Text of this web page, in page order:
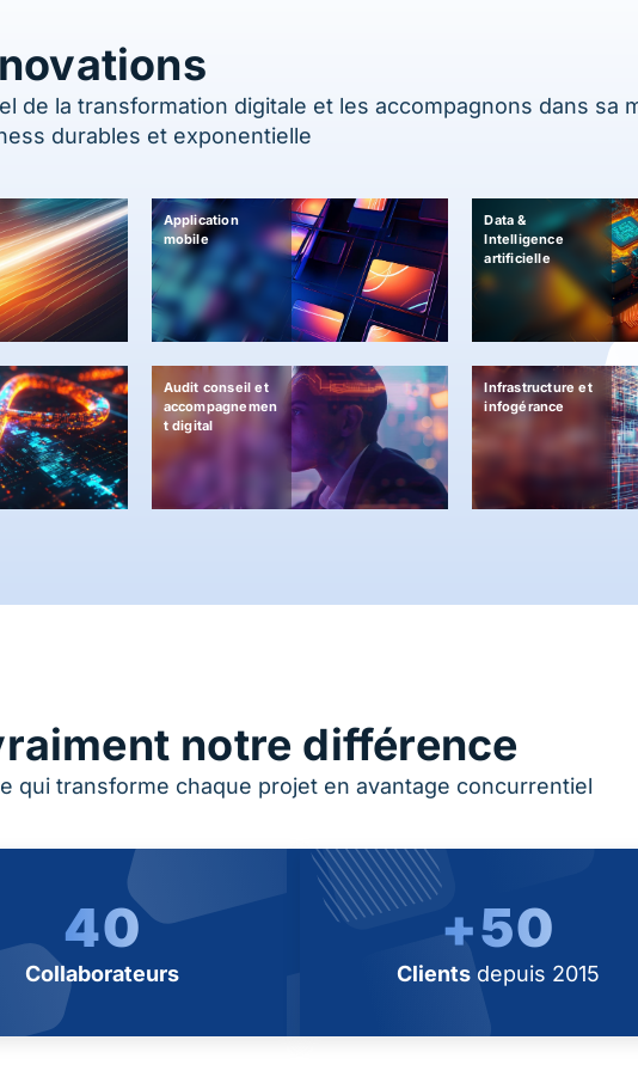
de la transformation digitale et les accompagnons dans sa
durables et exponentielle
Application
mobile
Data &
Intelligence
artificielle
Audit conseil et
accompagnemen
t digital
Infrastructure et
infogérance
notre différence
qui transforme chaque projet en avantage concurrentiel
40
Collaborateurs
+50
Clientsdepuis 2015